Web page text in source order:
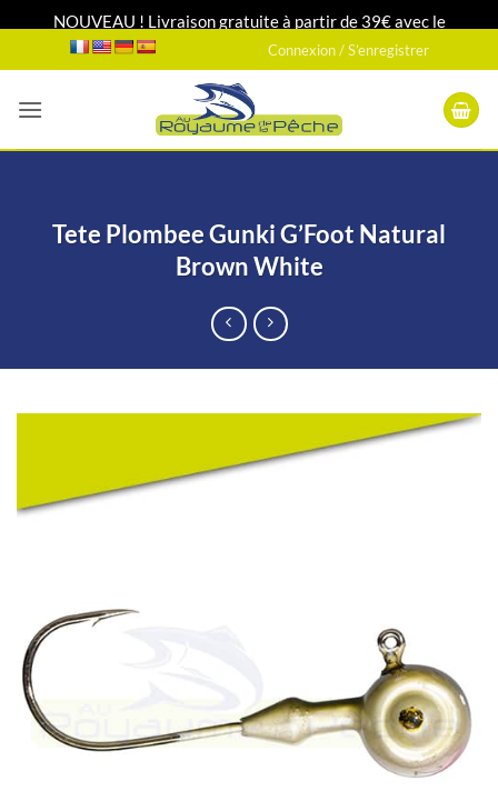
NOUVEAU ! Livraison gratuite à partir de 39€ avec le
transporteur DPD relais 24H/48H
au
contenu
Connexion / S’enregistrer
Tete Plombee Gunki G’Foot Natural
Brown White